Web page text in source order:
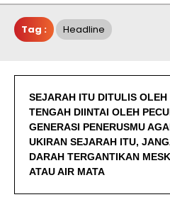
Tag : Headline
SEJARAH ITU DITULIS OLEH
TENGAH DIINTAI OLEH
GENERASI PENERUSMU
UKIRAN SEJARAH ITU,
DARAH TERGANTIKAN
ATAU AIR MATA